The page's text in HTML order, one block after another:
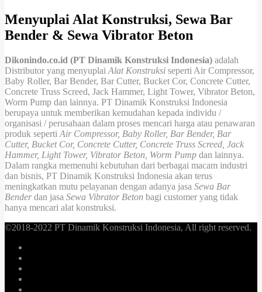
Menyuplai Alat Konstruksi, Sewa Bar
Bender & Sewa Vibrator Beton
Dikonindo.co.id (PT Dinamik Konstruksi Indonesia) adalah
Distributor yang menyuplai Alat Konstruksi seperti Air Compressor,
Baby Roller, Bar Bender, Bar Cutter, Bucket Cor, Concrete Cutter,
Concrete Truss Screed, Jack Hammer, Light Tower, Vibrator Beton,
Worm Pump dan lainnya. PT Dinamik Konstruksi Indonesia
berupaya untuk memberikan kemudahan kepada individu /
organisasi / perusahaan dalam proses mencari harga atau penawaran
produk seperti Air Compressor, Baby Roller, Bar Bender, Bar
Cutter, Bucket Cor, Concrete Cutter, Concrete Truss Screed, Jack
Hammer, Light Tower, Vibrator Beton, Worm Pump dan lainnya.
Dalam rangka memenuhi kebutuhan dari berbagai macam industri
dan bisnis, PT Dinamik Konstruksi Indonesia akan terus
meningkatkan mutu pelayanan dengan adanya jasa Sewa Bar
Bender dan jasa Sewa Vibrator Beton bagi customer yang tidak
hanya mencari alat konstruksi.
©2018-2022 PT Dinamik Konstruksi Indonesia, All right reserved.